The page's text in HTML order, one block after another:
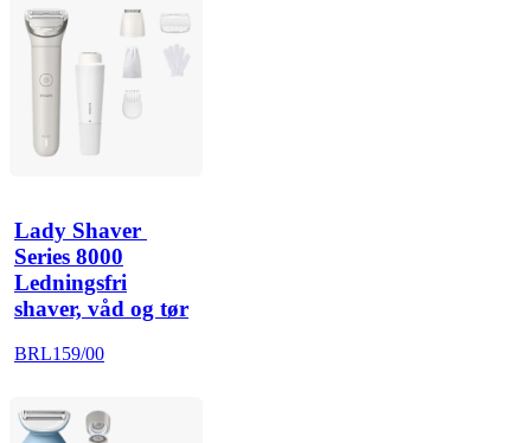
Lady Shaver
Series 8000
Ledningsfri
shaver, våd og tør
BRL159/00